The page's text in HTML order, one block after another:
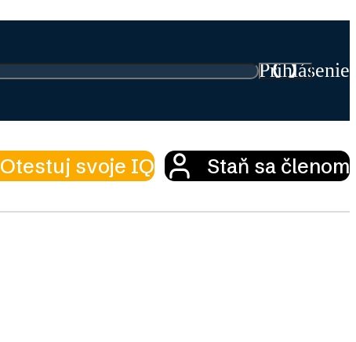
Prihlásenie
Otestuj svoje IQ Staň sa členom